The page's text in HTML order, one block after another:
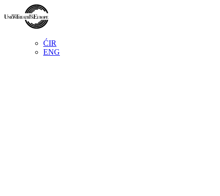
ĆIR
ENG